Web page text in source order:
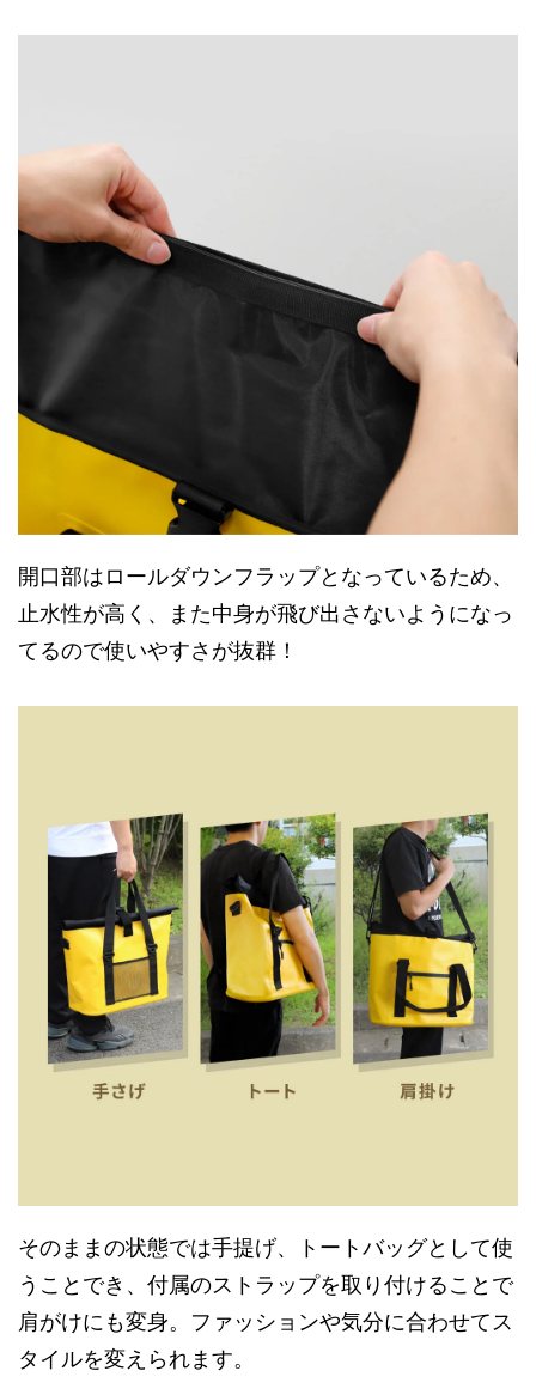
開口部はロールダウンフラップとなっているため、
止水性が高く、また中身が飛び出さないようになっ
てるので使いやすさが抜群！
そのままの状態では手提げ、トートバッグとして使
うことでき、付属のストラップを取り付けることで
肩がけにも変身。ファッションや気分に合わせてス
タイルを変えられます。